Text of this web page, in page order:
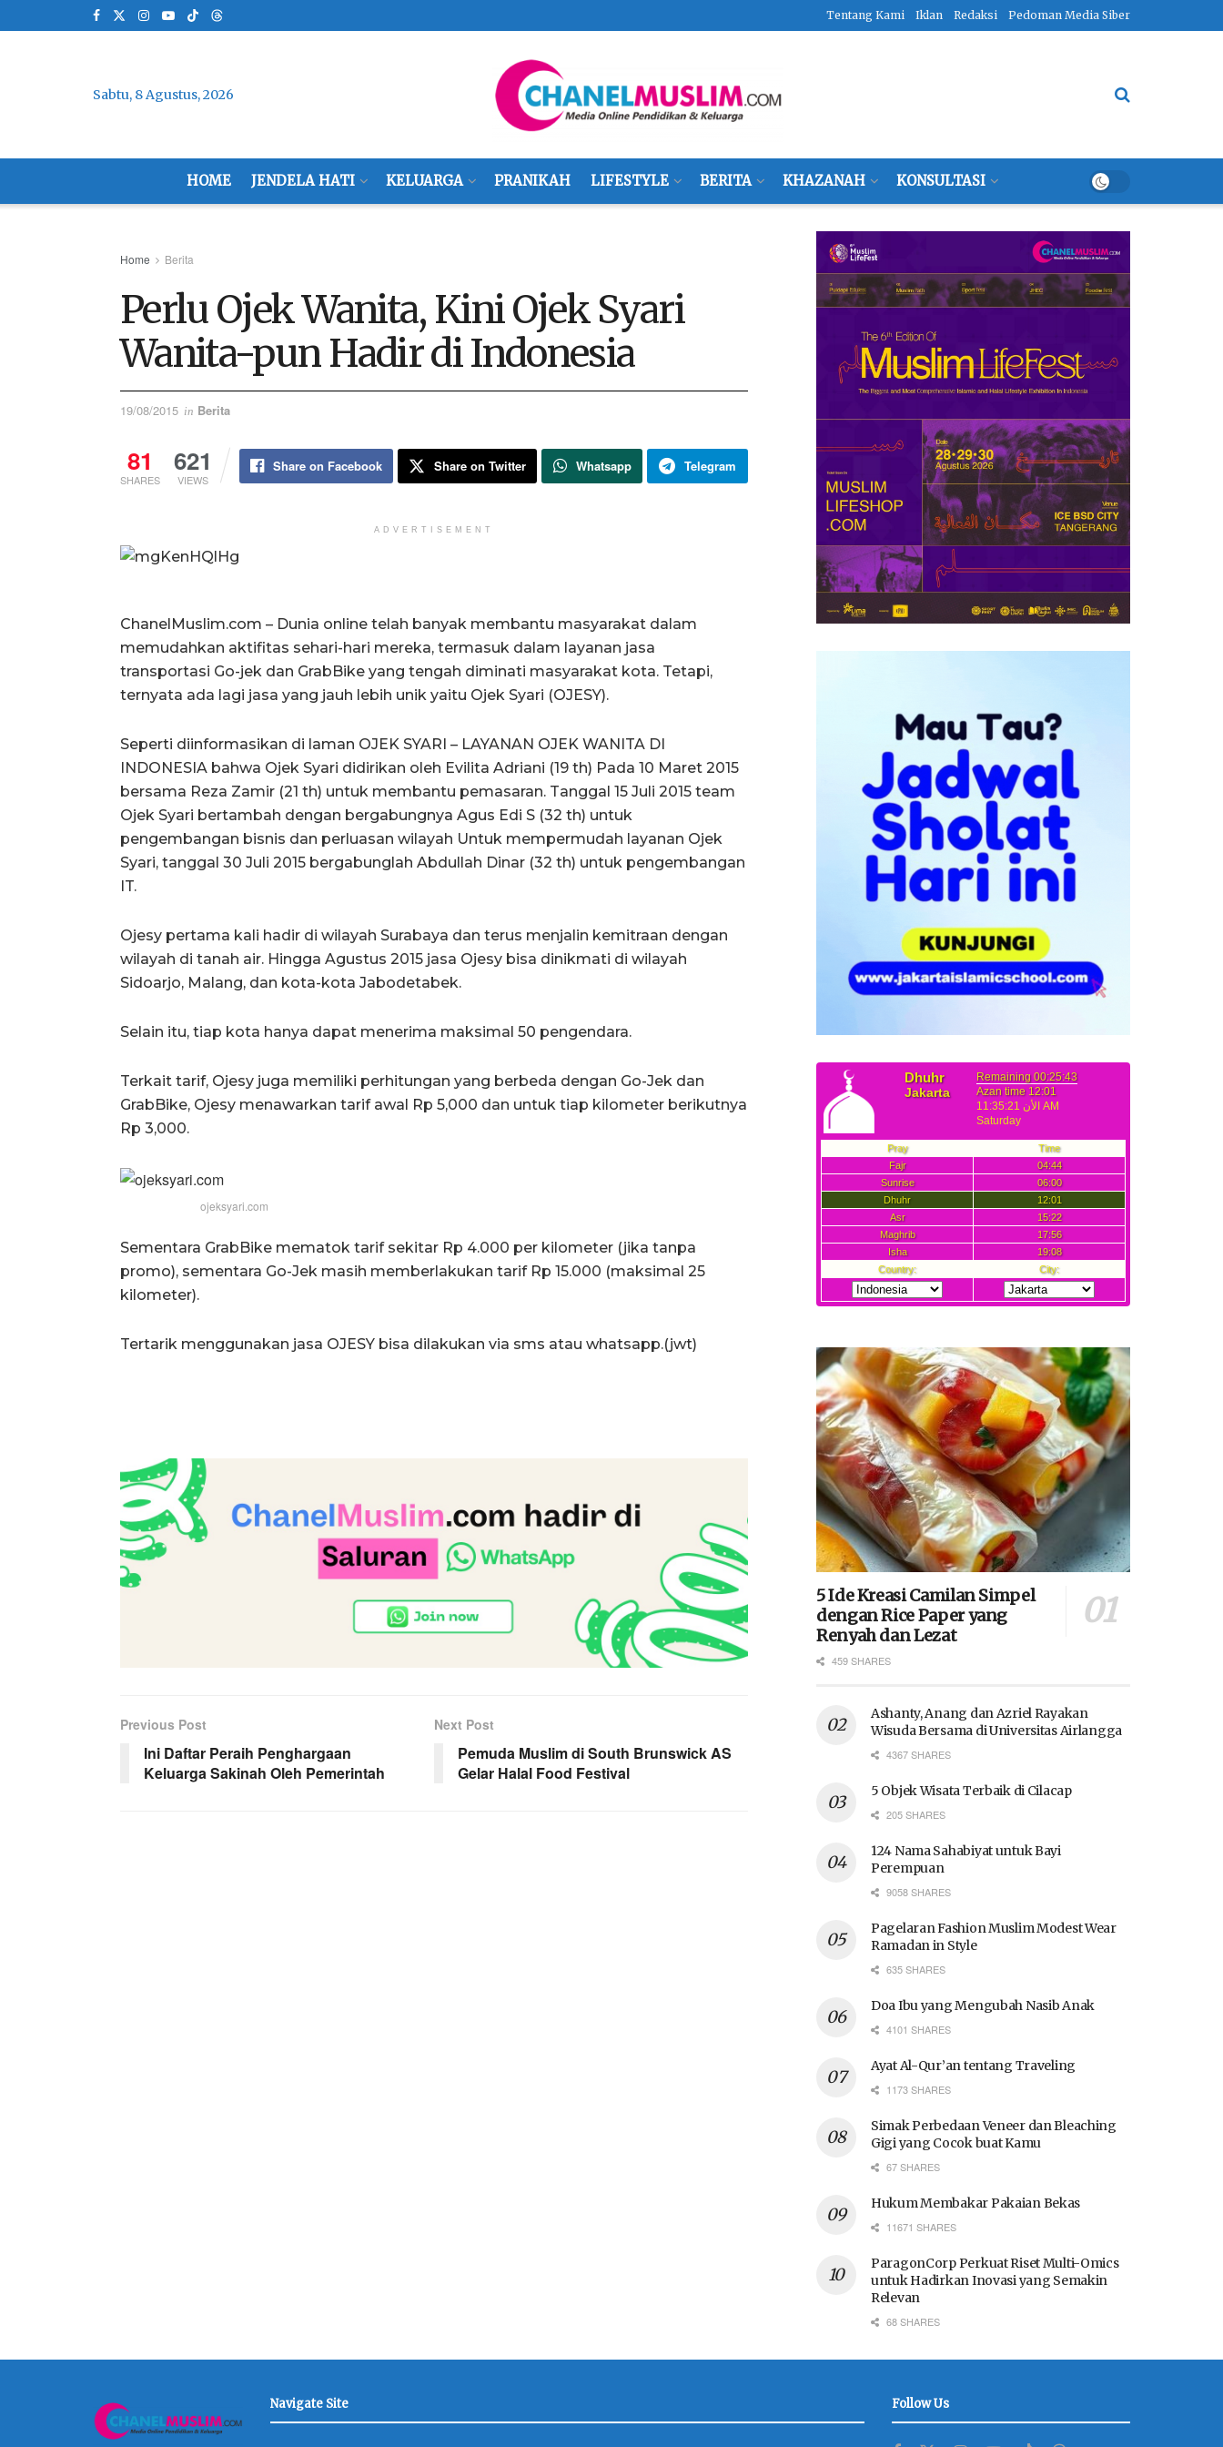
Tentang Kami Iklan Redaksi Pedoman Media Siber
Sabtu, 8 Agustus, 2026
HOME JENDELA HATI KELUARGA PRANIKAH LIFESTYLE BERITA KHAZANAH KONSULTASI
Home Berita
Perlu Ojek Wanita, Kini Ojek Syari
Wanita-pun Hadir di Indonesia
19/08/2015 in Berita
81
SHARES
621
VIEWS
Share on Facebook Share on Twitter Whatsapp Telegram
ADVERTISEMENT
ChanelMuslim.com – Dunia online telah banyak membantu masyarakat dalam
memudahkan aktifitas sehari-hari mereka, termasuk dalam layanan jasa
transportasi Go-jek dan GrabBike yang tengah diminati masyarakat kota. Tetapi,
ternyata ada lagi jasa yang jauh lebih unik yaitu Ojek Syari (OJESY).
Seperti diinformasikan di laman OJEK SYARI – LAYANAN OJEK WANITA DI
INDONESIA bahwa Ojek Syari didirikan oleh Evilita Adriani (19 th) Pada 10 Maret 2015
bersama Reza Zamir (21 th) untuk membantu pemasaran. Tanggal 15 Juli 2015 team
Ojek Syari bertambah dengan bergabungnya Agus Edi S (32 th) untuk
pengembangan bisnis dan perluasan wilayah Untuk mempermudah layanan Ojek
Syari, tanggal 30 Juli 2015 bergabunglah Abdullah Dinar (32 th) untuk pengembangan
IT.
Ojesy pertama kali hadir di wilayah Surabaya dan terus menjalin kemitraan dengan
wilayah di tanah air. Hingga Agustus 2015 jasa Ojesy bisa dinikmati di wilayah
Sidoarjo, Malang, dan kota-kota Jabodetabek.
Selain itu, tiap kota hanya dapat menerima maksimal 50 pengendara.
Terkait tarif, Ojesy juga memiliki perhitungan yang berbeda dengan Go-Jek dan
GrabBike, Ojesy menawarkan tarif awal Rp 5,000 dan untuk tiap kilometer berikutnya
Rp 3,000.
ojeksyari.com
Sementara GrabBike mematok tarif sekitar Rp 4.000 per kilometer (jika tanpa
promo), sementara Go-Jek masih memberlakukan tarif Rp 15.000 (maksimal 25
kilometer).
Tertarik menggunakan jasa OJESY bisa dilakukan via sms atau whatsapp.(jwt)
Previous Post
Ini Daftar Peraih Penghargaan
Keluarga Sakinah Oleh Pemerintah
Next Post
Pemuda Muslim di South Brunswick AS
Gelar Halal Food Festival
5 Ide Kreasi Camilan Simpel
dengan Rice Paper yang
Renyah dan Lezat
459 SHARES
Ashanty, Anang dan Azriel Rayakan
Wisuda Bersama di Universitas Airlangga
4367 SHARES
5 Objek Wisata Terbaik di Cilacap
205 SHARES
124 Nama Sahabiyat untuk Bayi
Perempuan
9058 SHARES
Pagelaran Fashion Muslim Modest Wear
Ramadan in Style
635 SHARES
Doa Ibu yang Mengubah Nasib Anak
4101 SHARES
Ayat Al-Qur’an tentang Traveling
1173 SHARES
Simak Perbedaan Veneer dan Bleaching
Gigi yang Cocok buat Kamu
67 SHARES
Hukum Membakar Pakaian Bekas
11671 SHARES
ParagonCorp Perkuat Riset Multi-Omics
untuk Hadirkan Inovasi yang Semakin
Relevan
68 SHARES
Navigate Site Follow Us